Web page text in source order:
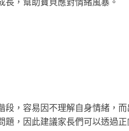
，幫助寶貝應對情緒風暴。
段，容易因不理解自身情緒，
題，因此建議家長們可以透過